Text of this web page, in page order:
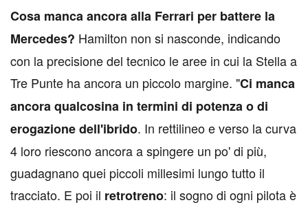
Cosa manca ancora alla Ferrari per battere la
Mercedes? Hamilton non si nasconde, indicando
con la precisione del tecnico le aree in cui la Stella a
Tre Punte ha ancora un piccolo margine. "Ci manca
ancora qualcosina in termini di potenza o di
erogazione dell'ibrido. In rettilineo e verso la curva
4 loro riescono ancora a spingere un po' di più,
guadagnano quei piccoli millesimi lungo tutto il
tracciato. E poi il retrotreno: il sogno di ogni pilota è